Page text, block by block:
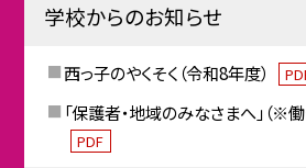
学校からのお知らせ
西っ子のやくそく（令和8年度）
「保護者・地域のみなさまへ」（※
PDF